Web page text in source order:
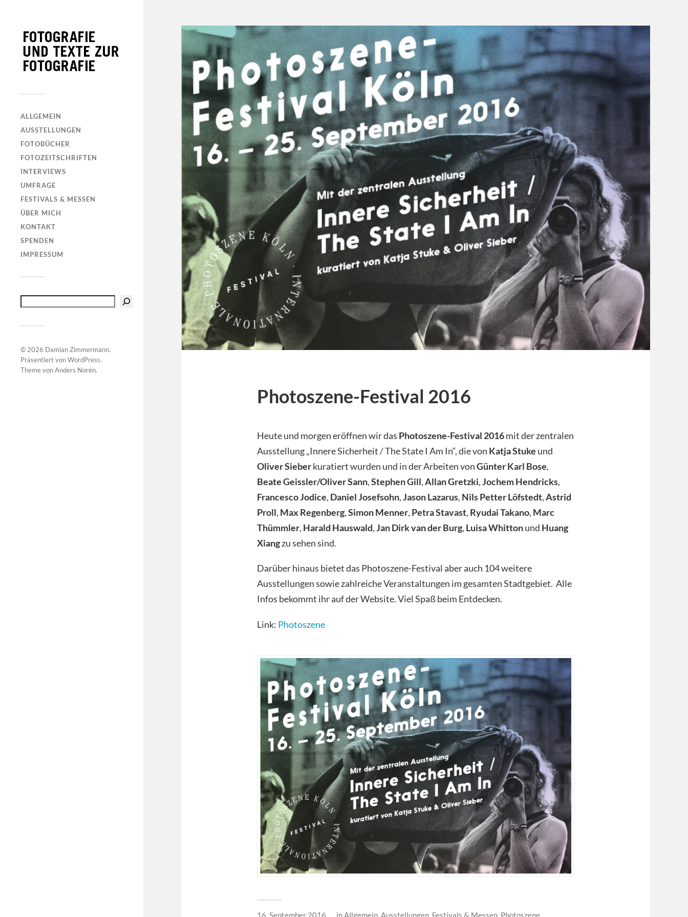
ALLGEMEIN
AUSSTELLUNGEN
FOTOBÜCHER
FOTOZEITSCHRIFTEN
INTERVIEWS
UMFRAGE
FESTIVALS & MESSEN
ÜBER MICH
KONTAKT
SPENDEN
IMPRESSUM
© 2026 Damian Zimmermann.
Präsentiert vonWordPress.
Theme vonAnders Norén.
Photoszene-Festival 2016
Heute und morgen eröffnen wir das Photoszene-Festival 2016mit der zentralen
Ausstellung „Innere Sicherheit / The State I Am In“, die von Katja Stuke und
Oliver Sieberkuratiert wurden und in der Arbeiten vonGünter Karl Bose,
Beate Geissler/Oliver Sann,Stephen Gill,Allan Gretzki,Jochem Hendricks,
Francesco Jodice, Daniel Josefsohn,Jason Lazarus, Nils Petter Löfstedt,Astrid
Proll, Max Regenberg,Simon Menner, Petra Stavast, Ryudai Takano, Marc
Thümmler, Harald Hauswald,Jan Dirk van der Burg, Luisa Whittonund Huang
Xiangzu sehen sind.
Darüber hinaus bietet das Photoszene-Festival aber auch 104 weitere
Ausstellungen sowie zahlreiche Veranstaltungen im gesamten Stadtgebiet. Alle
Infos bekommt ihr auf der Website. Viel Spaß beim Entdecken.
Link: Photoszene